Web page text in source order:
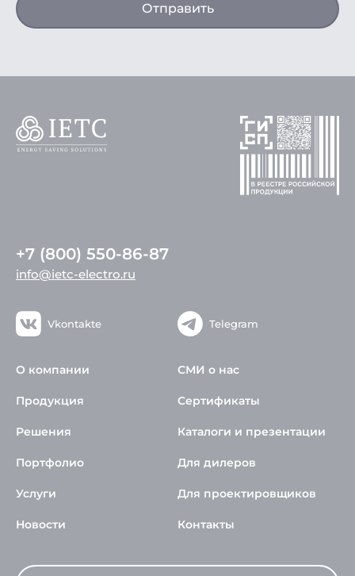
Отправить
+7 (800) 550-86-87
info@ietc-electro.ru
Vkontakte Telegram
О компании
Продукция
Решения
Портфолио
Услуги
Новости
СМИ о нас
Сертификаты
Каталоги и презентации
Для дилеров
Для проектировщиков
Контакты